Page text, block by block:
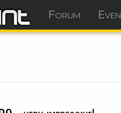
Forum